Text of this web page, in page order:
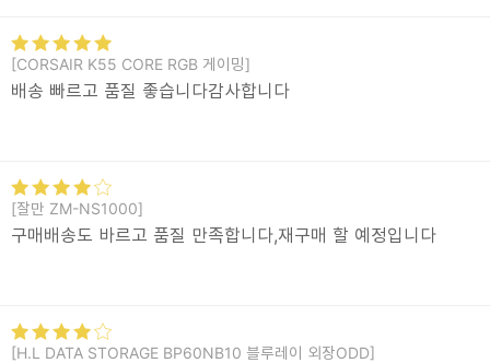
[CORSAIR K55 CORE RGB 게이밍]
배송 빠르고 품질 좋습니다감사합니다
[잘만 ZM-NS1000]
구매배송도 바르고 품질 만족합니다,재구매 할 예정입니다
[H.L DATA STORAGE BP60NB10 블루레이 외장ODD]